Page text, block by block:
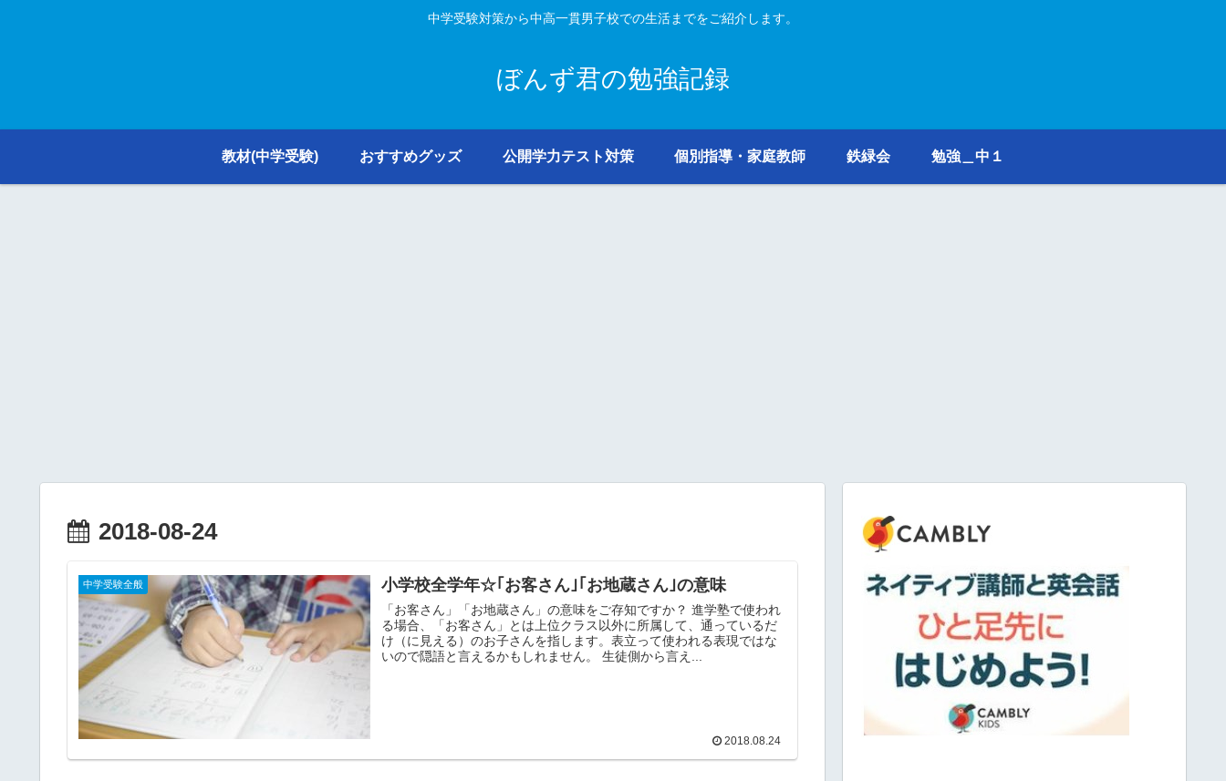
中学受験対策から中高一貫男子校での生活までをご紹介します。
ぼんず君の勉強記録
教材(中学受験) おすすめグッズ 公開学力テスト対策 個別指導・家庭教師 鉄緑会 勉強＿中１
2018-08-24
中学受験全般 小学校全学年☆｢お客さん｣｢お地蔵さん｣の意味
「お客さん」「お地蔵さん」の意味をご存知ですか？ 進学塾で使われ
る場合、「お客さん」とは上位クラス以外に所属して、通っているだ
け（に見える）のお子さんを指します。表立って使われる表現ではな
いので隠語と言えるかもしれません。 生徒側から言え...
2018.08.24